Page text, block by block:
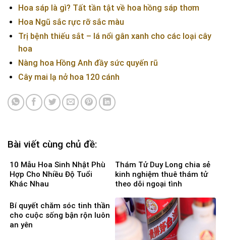
Hoa sáp là gì? Tất tần tật về hoa hồng sáp thơm
Hoa Ngũ sắc rực rỡ sắc màu
Trị bệnh thiếu sắt – lá nổi gân xanh cho các loại cây
hoa
Nàng hoa Hồng Anh đầy sức quyến rũ
Cây mai lạ nở hoa 120 cánh
Bài viết cùng chủ đề:
10 Mẫu Hoa Sinh Nhật Phù
Hợp Cho Nhiều Độ Tuổi
Khác Nhau
Thám Tử Duy Long chia sẻ
kinh nghiệm thuê thám tử
theo dõi ngoại tình
Bí quyết chăm sóc tinh thần
cho cuộc sống bận rộn luôn
an yên